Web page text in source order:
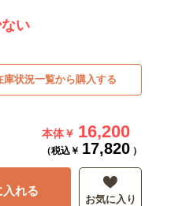
い
庫状況一覧から購入する
本体￥ 16,200
（税込￥ 17,820 ）
入れる
お気に入り